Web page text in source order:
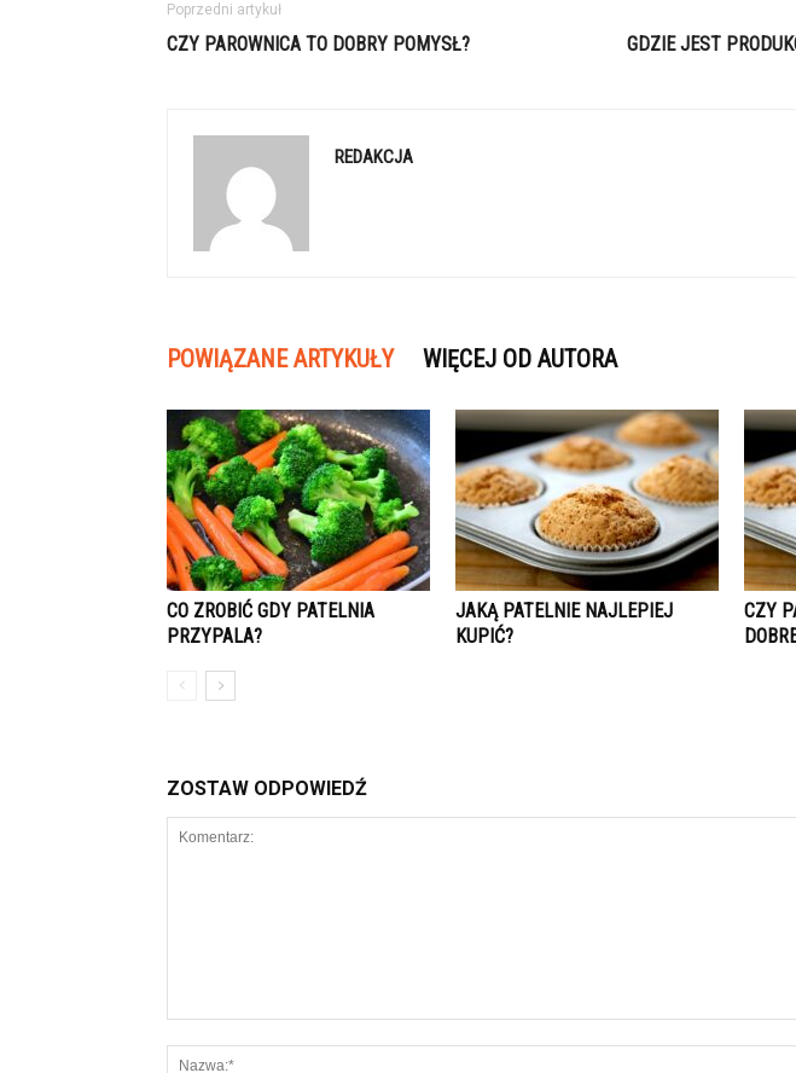
Poprzedni artykuł
CZY PAROWNICA TO DOBRY POMYSŁ? GDZIE JEST
REDAKCJA
POWIĄZANE ARTYKUŁY WIĘCEJ OD AUTORA
CO ZROBIĆ GDY PATELNIA
PRZYPALA?
JAKĄ PATELNIE NAJLEPIEJ
KUPIĆ?
CZY
ZOSTAW ODPOWIEDŹ